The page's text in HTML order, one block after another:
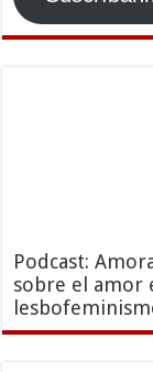
Podcast:
sobre el amor